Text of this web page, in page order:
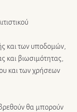
και των υποδομών,
και βιωσιμότητας,
και των χρήσεων
θα μπορούν